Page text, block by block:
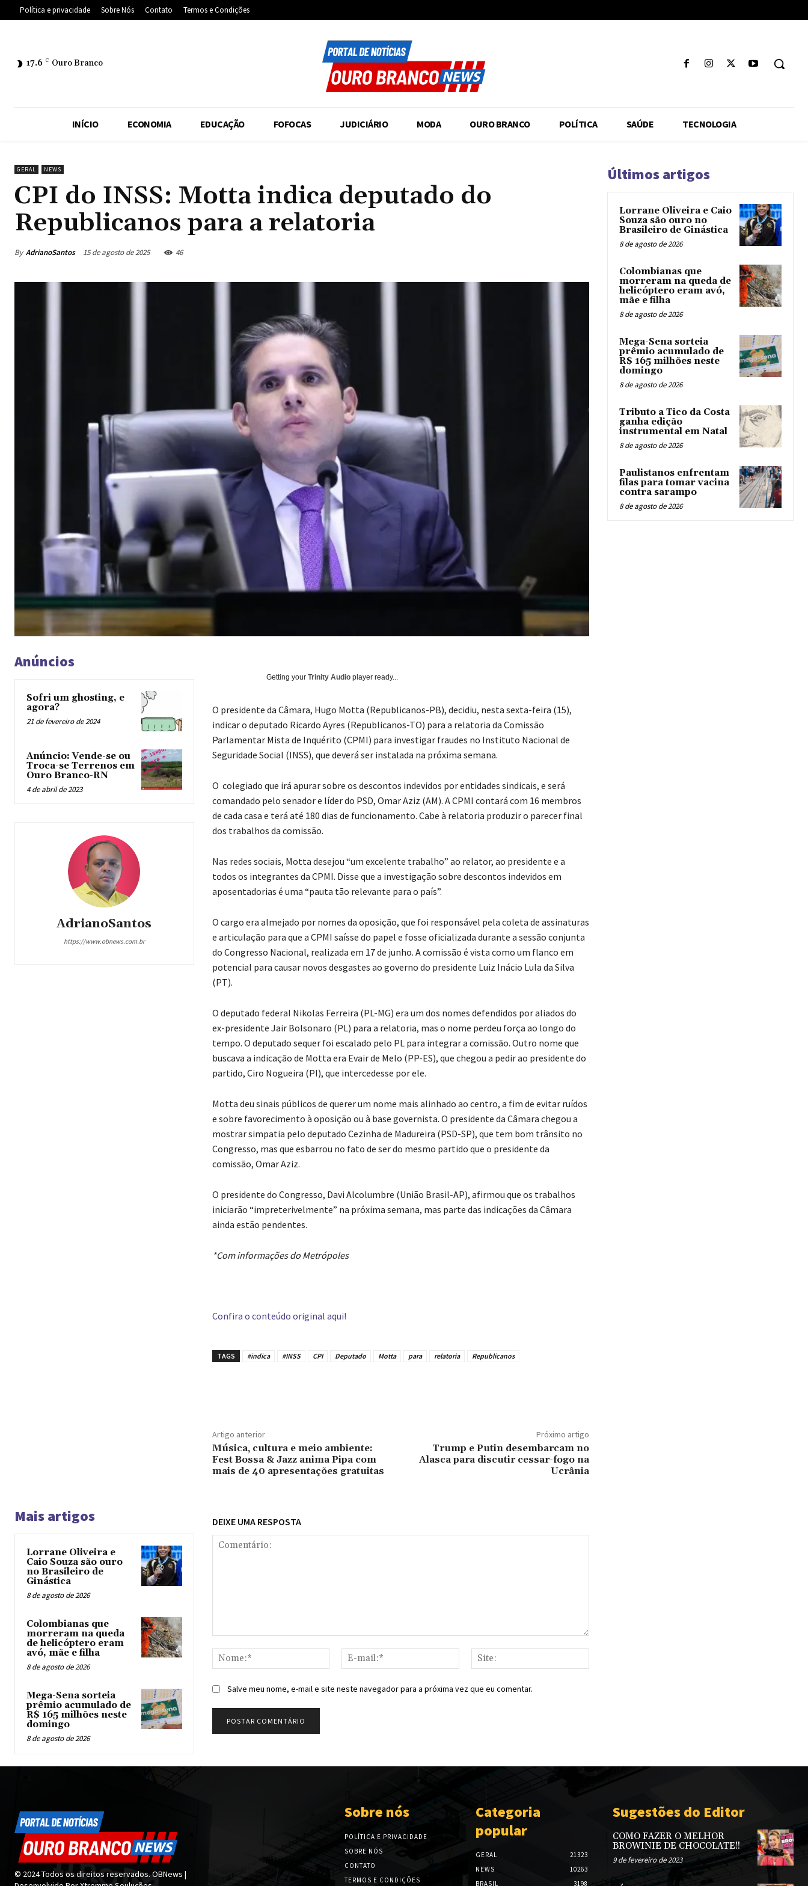
Política e privacidade Sobre Nós Contato Termos e Condições
17.6 C Ouro Branco
INÍCIO ECONOMIA EDUCAÇÃO FOFOCAS JUDICIÁRIO MODA OURO BRANCO POLÍTICA SAÚDE TECNOLOGIA
GERAL NEWS
CPI do INSS: Motta indica deputado do
Republicanos para a relatoria
By AdrianoSantos 15 de agosto de 2025 46
Anúncios
Sofri um ghosting, e
agora?
21 de fevereiro de 2024
Anúncio: Vende-se ou
Troca-se Terrenos em
Ouro Branco-RN
4 de abril de 2023
AdrianoSantos
https://www.obnews.com.br
Getting your Trinity Audioplayer ready...
O presidente da Câmara, Hugo Motta (Republicanos-PB), decidiu, nesta sexta-feira (15),
indicar o deputado Ricardo Ayres (Republicanos-TO) para a relatoria da Comissão
Parlamentar Mista de Inquérito (CPMI) para investigar fraudes no Instituto Nacional de
Seguridade Social (INSS), que deverá ser instalada na próxima semana.
O colegiado que irá apurar sobre os descontos indevidos por entidades sindicais, e será
comandado pelo senador e líder do PSD, Omar Aziz (AM). A CPMI contará com 16 membros
de cada casa e terá até 180 dias de funcionamento. Cabe à relatoria produzir o parecer final
dos trabalhos da comissão.
Nas redes sociais, Motta desejou “um excelente trabalho” ao relator, ao presidente e a
todos os integrantes da CPMI. Disse que a investigação sobre descontos indevidos em
aposentadorias é uma “pauta tão relevante para o país”.
O cargo era almejado por nomes da oposição, que foi responsável pela coleta de assinaturas
e articulação para que a CPMI saísse do papel e fosse oficializada durante a sessão conjunta
do Congresso Nacional, realizada em 17 de junho. A comissão é vista como um flanco em
potencial para causar novos desgastes ao governo do presidente Luiz Inácio Lula da Silva
(PT).
O deputado federal Nikolas Ferreira (PL-MG) era um dos nomes defendidos por aliados do
ex-presidente Jair Bolsonaro (PL) para a relatoria, mas o nome perdeu força ao longo do
tempo. O deputado sequer foi escalado pelo PL para integrar a comissão. Outro nome que
buscava a indicação de Motta era Evair de Melo (PP-ES), que chegou a pedir ao presidente do
partido, Ciro Nogueira (PI), que intercedesse por ele.
Motta deu sinais públicos de querer um nome mais alinhado ao centro, a fim de evitar ruídos
e sobre favorecimento à oposição ou à base governista. O presidente da Câmara chegou a
mostrar simpatia pelo deputado Cezinha de Madureira (PSD-SP), que tem bom trânsito no
Congresso, mas que esbarrou no fato de ser do mesmo partido que o presidente da
comissão, Omar Aziz.
O presidente do Congresso, Davi Alcolumbre (União Brasil-AP), afirmou que os trabalhos
iniciarão “impreterivelmente” na próxima semana, mas parte das indicações da Câmara
ainda estão pendentes.
*Com informações do Metrópoles
Confira o conteúdo original aqui!
TAGS #indica #INSS CPI Deputado Motta para relatoria Republicanos
Artigo anterior
Música, cultura e meio ambiente:
Fest Bossa & Jazz anima Pipa com
mais de 40 apresentações gratuitas
Próximo artigo
Trump e Putin desembarcam no
Alasca para discutir cessar-fogo na
Ucrânia
Mais artigos
Lorrane Oliveira e
Caio Souza são ouro
no Brasileiro de
Ginástica
8 de agosto de 2026
Colombianas que
morreram na queda
de helicóptero eram
avó, mãe e filha
8 de agosto de 2026
Mega-Sena sorteia
prêmio acumulado de
R$ 165 milhões neste
domingo
8 de agosto de 2026
DEIXE UMA RESPOSTA
Nome:*
mail:*
Salve meu nome, e-mail e site neste navegador para a próxima vez que eu comentar.
Últimos artigos
Lorrane Oliveira e Caio
Souza são ouro no
Brasileiro de Ginástica
8 de agosto de 2026
Colombianas que
morreram na queda de
helicóptero eram avó,
mãe e filha
8 de agosto de 2026
Mega-Sena sorteia
prêmio acumulado de
R$ 165 milhões neste
domingo
8 de agosto de 2026
Tributo a Tico da Costa
ganha edição
instrumental em Natal
8 de agosto de 2026
Paulistanos enfrentam
filas para tomar vacina
contra sarampo
8 de agosto de 2026
© 2024 Todos os direitos reservados. OBNews |
Sobre nós
POLÍTICA E PRIVACIDADE
SOBRE NÓS
CONTATO
TERMOS E CONDIÇÕES
Categoria
popular
GERAL
21323
NEWS
10263
BRASIL
3198
Sugestões do Editor
COMO FAZER O MELHOR
BROWINIE DE CHOCOLATE!!
9 de fevereiro de 2023